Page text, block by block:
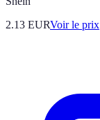
2.13 EURVoir le prix